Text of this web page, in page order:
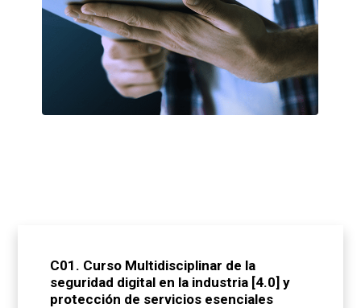
C01. Curso Multidisciplinar de la
seguridad digital en la industria [4.0] y
protección de servicios esenciales